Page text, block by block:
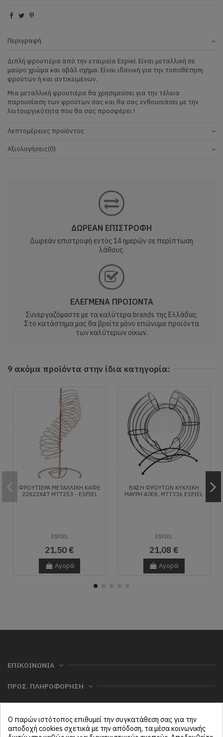
Περιγραφή
Διπλή φρουτιέρα από την εταιρεία Espiel. Είναι μεταλλική σε
μαύρο χρώμα και οβάλ σχήμα. Είναι ιδανική για την τοποθέτηση
φρούτων ή και αντικειμένων.
Μια μεταλλική φρουτιέρα θα χρησιμεύσει για την τέλεια
παρουσίαση των φρούτων σας και θα σας ενθουσιάσει με την
λειτουργικότητα που θα σας προσφέρει !
Λεπτομέρειες προϊόντος
Αξιολογήσεις(0)
ΔΩΡΕΑΝ ΕΠΙΣΤΡΟΦΗ
Δωρεάν επιστροφή εντός 14 ημερών σε περίπτωση
λάθους.
ΕΛΕΓΜΕΝΑ ΠΡΟΙΟΝΤΑ
Συνεργαζόμαστε με τα καλύτερα brands της Ελλάδας.
Στο κατάστημα μας θα βρείτε μόνο επώνυμα προϊόντα
των καλύτερων οίκων.
9 ακόμα προϊόντα στην ίδια κατηγορία:
ΦΡΟΥΤΙΈΡΑ ΜΕΤΑΛΛΙΚΉ ΚΑΦΈ
22X22X47 MTT253 - ESPIEL
ESPIEL
21,50 €
Αγορά
ΒΑΣΗ ΦΡΟΥΤΩΝ ΚΥΚΛΙΚΗ
ΜΑΥΡΗ 40ΕΚ. MTT336 ESPIEL
ESPIEL
21,08 €
Αγορά
ΕΠΙΚΟΙΝΩΝΙΑ
ΠΡΟΣ. ΠΛΗΡΟΦΟΡΗΣΗ
ΜΕΝΟΥ
Ο παρών ιστότοπος επιθυμεί την συγκατάθεση σας για την
αποδοχή cookies σχετικά με την απόδοση, τα μέσα κοινωνικής